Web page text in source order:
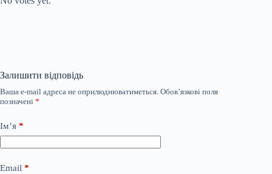
Залишити відповідь
Ваша e-mail адреса не оприлюднюватиметься. Обов’язкові поля
позначені *
Ім’я *
Email *